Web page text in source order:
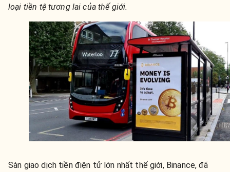
loại tiền tệ tương lai của thế giới.
Sàn giao dịch tiền điện tử lớn nhất thế giới, Binance, đã